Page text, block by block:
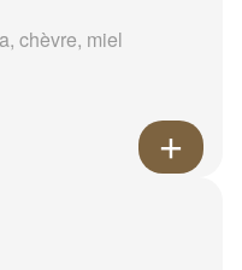
chèvre, miel